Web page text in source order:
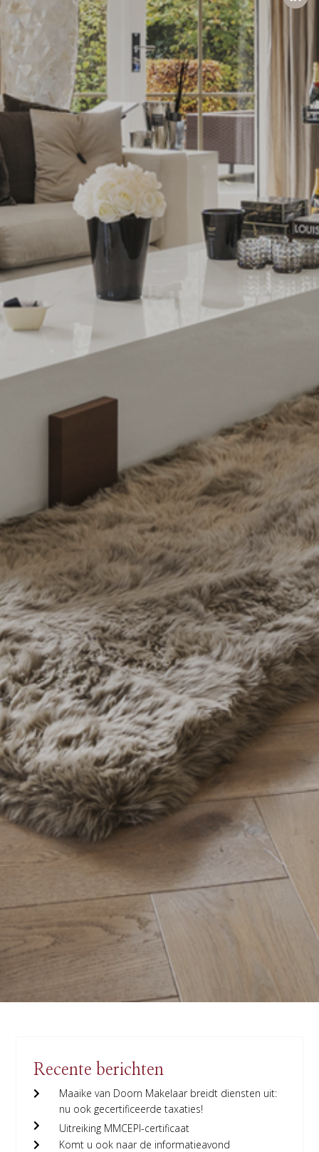
Recente berichten
Maaike van Doorn Makelaar breidt diensten uit:
nu ook gecertificeerde taxaties!
Uitreiking MMCEPI-certificaat
Komt u ook naar de informatieavond